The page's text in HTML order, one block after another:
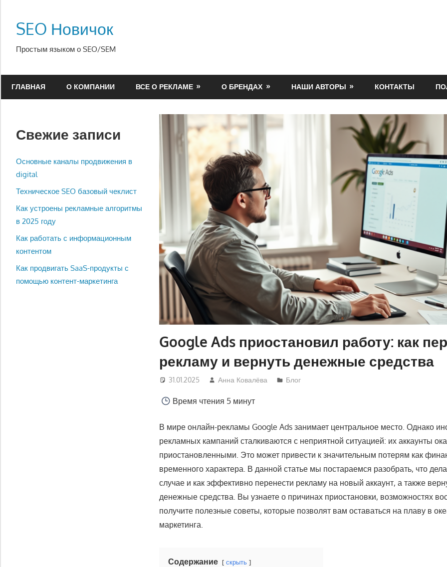
содержимому
SEO Новичок
Простым языком о SEO/SEM
ГЛАВНАЯ О КОМПАНИИ ВСЕ О РЕКЛАМЕ О БРЕНДАХ НАШИ АВТОРЫ КОНТАКТЫ
Google Ads приостановил работу: как
рекламу и вернуть денежные средства
31.01.2025 Анна Ковалёва Блог
Время чтения 5 минут
В мире онлайн-рекламы Google Ads занимает центральное место. Однако
рекламных кампаний сталкиваются с неприятной ситуацией: их аккаунты
приостановленными. Это может привести к значительным потерям как
временного характера. В данной статье мы постараемся разобрать, что
случае и как эффективно перенести рекламу на новый аккаунт, а также
денежные средства. Вы узнаете о причинах приостановки, возможностях
получите полезные советы, которые позволят вам оставаться на плаву в
маркетинга.
Содержание скрыть
Свежие записи
Основные каналы продвижения в
digital
Техническое SEO базовый чеклист
Как устроены рекламные алгоритмы
в 2025 году
Как работать с информационным
контентом
Как продвигать SaaS-продукты с
помощью контент-маркетинга